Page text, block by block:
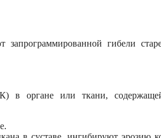
гибели
в органе или ткани,